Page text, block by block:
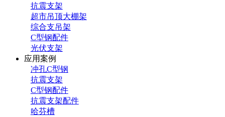
抗震支架
超市吊顶大棚架
综合支吊架
C型钢配件
光伏支架
应用案例
冲孔C型钢
抗震支架
C型钢配件
抗震支架配件
哈芬槽